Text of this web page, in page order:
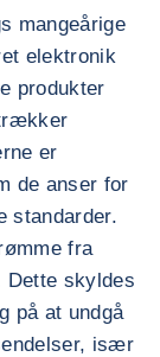
mangeårige
elektronik
produkter
er
de anser for
standarder.
fra
Dette skyldes
på at undgå
især